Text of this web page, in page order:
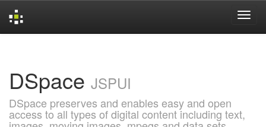
DSpace JSPUI
DSpace preserves and enables easy and open
access to all types of digital content including text,